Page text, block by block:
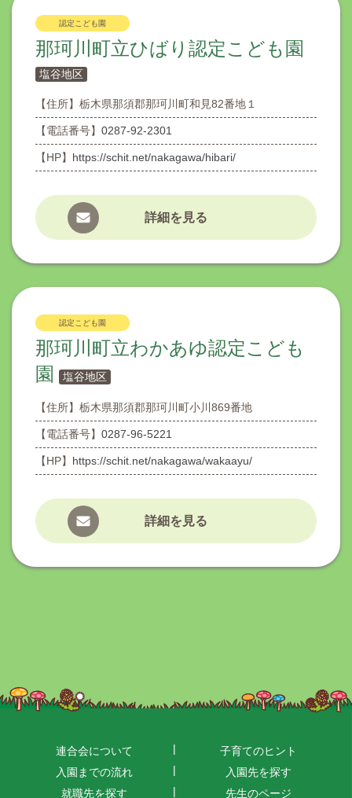
認定こども園
那珂川町立ひばり認定こども園
塩谷地区
【住所】 栃木県那須郡那珂川町和見82番地１
【電話番号】 0287-92-2301
【HP】 https://schit.net/nakagawa/hibari/
詳細を見る
認定こども園
那珂川町立わかあゆ認定こども
園
塩谷地区
【住所】 栃木県那須郡那珂川町小川869番地
【電話番号】 0287-96-5221
【HP】 https://schit.net/nakagawa/wakaayu/
詳細を見る
連合会について
子育てのヒント
入園までの流れ
入園先を探す
就職先を探す
先生のページ